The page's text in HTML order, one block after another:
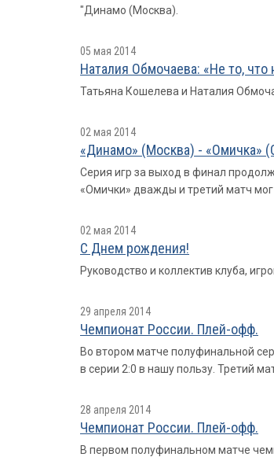
"Динамо (Москва).
05 мая 2014
Наталия Обмочаева: «Не то,
Татьяна Кошелева и Наталия
02 мая 2014
«Динамо» (Москва) - «Омичка»
Серия игр за выход в финал
«Омички» дважды и третий матч
02 мая 2014
С Днем рождения!
Руководство и коллектив клуба,
29 апреля 2014
Чемпионат России. Плей-офф.
Во втором матче полуфинальной
в серии 2:0 в нашу пользу. Третий
28 апреля 2014
Чемпионат России. Плей-офф.
В первом полуфинальном матче